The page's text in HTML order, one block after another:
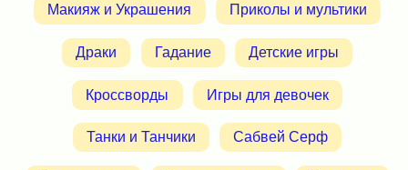
Макияж и Украшения Приколы и мультики
Драки Гадание Детские игры
Кроссворды Игры для девочек
Танки и Танчики Сабвей Серф